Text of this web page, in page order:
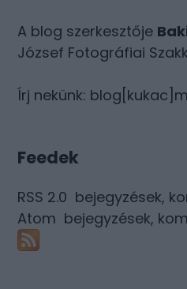
A blog szerkesztője
József Fotográfiai
Írj nekünk:
Feedek
RSS 2.0 bejegyzések,
Atom bejegyzések,